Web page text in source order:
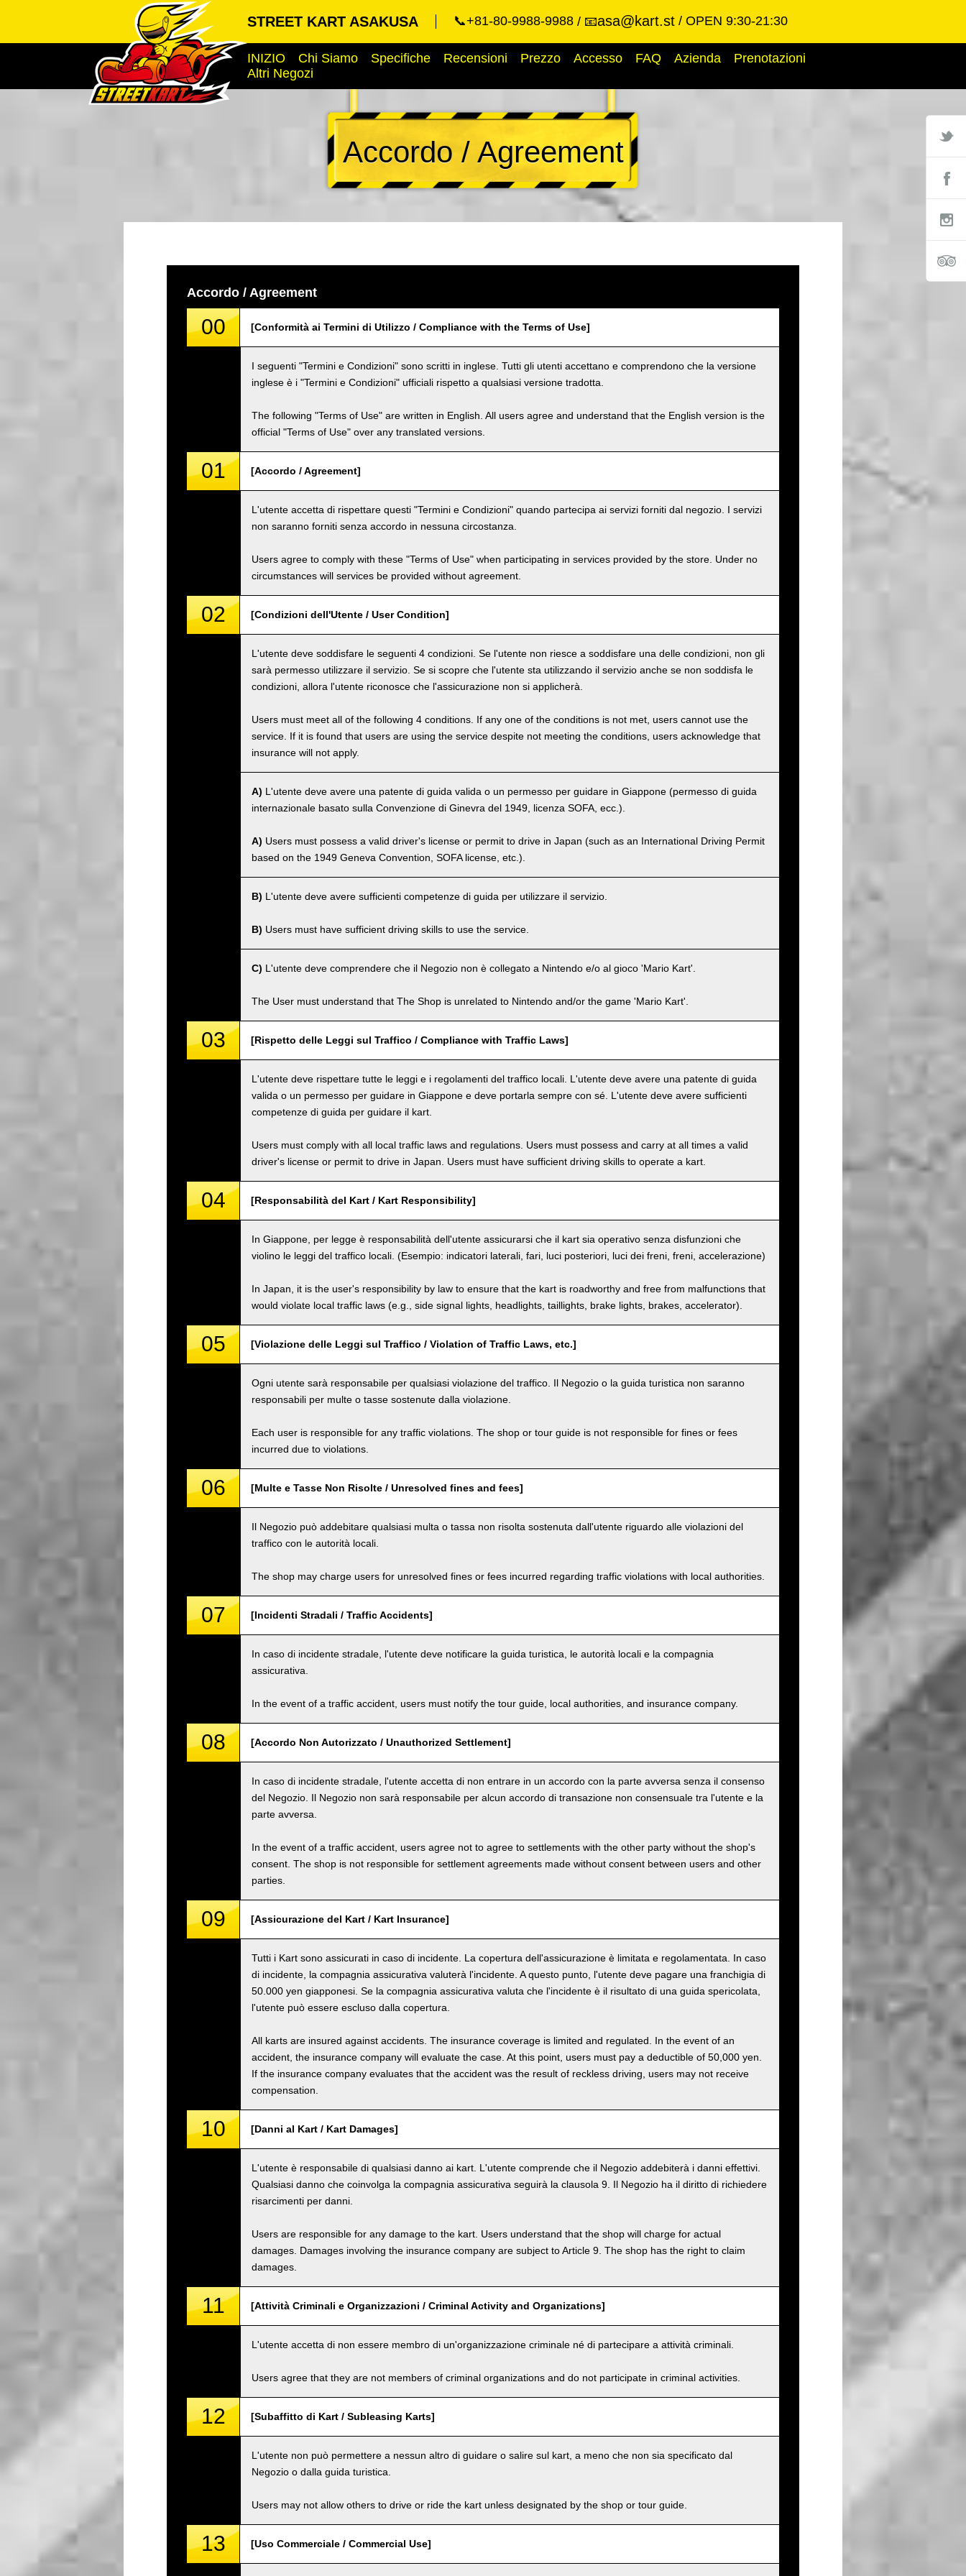
STREET KART ASAKUSA 📞+81-80-9988-9988 📧asa@kart.st OPEN 9:30-21:30
INIZIO Chi Siamo Specifiche Recensioni Prezzo Accesso FAQ Azienda
Prenotazioni
Altri Negozi
Accordo / Agreement
Accordo / Agreement
00 [Conformità ai Termini di Utilizzo / Compliance with the Terms of Use]
I seguenti "Termini e Condizioni" sono scritti in inglese. Tutti gli utenti accettano e comprendono che la versione
inglese è i "Termini e Condizioni" ufficiali rispetto a qualsiasi versione tradotta.
The following "Terms of Use" are written in English. All users agree and understand that the English version is the
official "Terms of Use" over any translated versions.
01 [Accordo / Agreement]
L'utente accetta di rispettare questi "Termini e Condizioni" quando partecipa ai servizi forniti dal negozio. I servizi
non saranno forniti senza accordo in nessuna circostanza.
Users agree to comply with these "Terms of Use" when participating in services provided by the store. Under no
circumstances will services be provided without agreement.
02 [Condizioni dell'Utente / User Condition]
L'utente deve soddisfare le seguenti 4 condizioni. Se l'utente non riesce a soddisfare una delle condizioni, non gli
sarà permesso utilizzare il servizio. Se si scopre che l'utente sta utilizzando il servizio anche se non soddisfa le
condizioni, allora l'utente riconosce che l'assicurazione non si applicherà.
Users must meet all of the following 4 conditions. If any one of the conditions is not met, users cannot use the
service. If it is found that users are using the service despite not meeting the conditions, users acknowledge that
insurance will not apply.
A) L'utente deve avere una patente di guida valida o un permesso per guidare in Giappone (permesso di guida
internazionale basato sulla Convenzione di Ginevra del 1949, licenza SOFA, ecc.).
A) Users must possess a valid driver's license or permit to drive in Japan (such as an International Driving Permit
based on the 1949 Geneva Convention, SOFA license, etc.).
B) L'utente deve avere sufficienti competenze di guida per utilizzare il servizio.
B) Users must have sufficient driving skills to use the service.
C) L'utente deve comprendere che il Negozio non è collegato a Nintendo e/o al gioco 'Mario Kart'.
The User must understand that The Shop is unrelated to Nintendo and/or the game 'Mario Kart'.
03 [Rispetto delle Leggi sul Traffico / Compliance with Traffic Laws]
L'utente deve rispettare tutte le leggi e i regolamenti del traffico locali. L'utente deve avere una patente di guida
valida o un permesso per guidare in Giappone e deve portarla sempre con sé. L'utente deve avere sufficienti
competenze di guida per guidare il kart.
Users must comply with all local traffic laws and regulations. Users must possess and carry at all times a valid
driver's license or permit to drive in Japan. Users must have sufficient driving skills to operate a kart.
04 [Responsabilità del Kart / Kart Responsibility]
In Giappone, per legge è responsabilità dell'utente assicurarsi che il kart sia operativo senza disfunzioni che
violino le leggi del traffico locali. (Esempio: indicatori laterali, fari, luci posteriori, luci dei freni, freni, accelerazione)
In Japan, it is the user's responsibility by law to ensure that the kart is roadworthy and free from malfunctions that
would violate local traffic laws (e.g., side signal lights, headlights, taillights, brake lights, brakes, accelerator).
05 [Violazione delle Leggi sul Traffico / Violation of Traffic Laws, etc.]
Ogni utente sarà responsabile per qualsiasi violazione del traffico. Il Negozio o la guida turistica non saranno
responsabili per multe o tasse sostenute dalla violazione.
Each user is responsible for any traffic violations. The shop or tour guide is not responsible for fines or fees
incurred due to violations.
06 [Multe e Tasse Non Risolte / Unresolved fines and fees]
Il Negozio può addebitare qualsiasi multa o tassa non risolta sostenuta dall'utente riguardo alle violazioni del
traffico con le autorità locali.
The shop may charge users for unresolved fines or fees incurred regarding traffic violations with local authorities.
07 [Incidenti Stradali / Traffic Accidents]
In caso di incidente stradale, l'utente deve notificare la guida turistica, le autorità locali e la compagnia
assicurativa.
In the event of a traffic accident, users must notify the tour guide, local authorities, and insurance company.
08 [Accordo Non Autorizzato / Unauthorized Settlement]
In caso di incidente stradale, l'utente accetta di non entrare in un accordo con la parte avversa senza il consenso
del Negozio. Il Negozio non sarà responsabile per alcun accordo di transazione non consensuale tra l'utente e la
parte avversa.
In the event of a traffic accident, users agree not to agree to settlements with the other party without the shop's
consent. The shop is not responsible for settlement agreements made without consent between users and other
parties.
09 [Assicurazione del Kart / Kart Insurance]
Tutti i Kart sono assicurati in caso di incidente. La copertura dell'assicurazione è limitata e regolamentata. In caso
di incidente, la compagnia assicurativa valuterà l'incidente. A questo punto, l'utente deve pagare una franchigia di
50.000 yen giapponesi. Se la compagnia assicurativa valuta che l'incidente è il risultato di una guida spericolata,
l'utente può essere escluso dalla copertura.
All karts are insured against accidents. The insurance coverage is limited and regulated. In the event of an
accident, the insurance company will evaluate the case. At this point, users must pay a deductible of 50,000 yen.
If the insurance company evaluates that the accident was the result of reckless driving, users may not receive
compensation.
10 [Danni al Kart / Kart Damages]
L'utente è responsabile di qualsiasi danno ai kart. L'utente comprende che il Negozio addebiterà i danni effettivi.
Qualsiasi danno che coinvolga la compagnia assicurativa seguirà la clausola 9. Il Negozio ha il diritto di richiedere
risarcimenti per danni.
Users are responsible for any damage to the kart. Users understand that the shop will charge for actual
damages. Damages involving the insurance company are subject to Article 9. The shop has the right to claim
damages.
11 [Attività Criminali e Organizzazioni / Criminal Activity and Organizations]
L'utente accetta di non essere membro di un'organizzazione criminale né di partecipare a attività criminali.
Users agree that they are not members of criminal organizations and do not participate in criminal activities.
12 [Subaffitto di Kart / Subleasing Karts]
L'utente non può permettere a nessun altro di guidare o salire sul kart, a meno che non sia specificato dal
Negozio o dalla guida turistica.
Users may not allow others to drive or ride the kart unless designated by the shop or tour guide.
13 [Uso Commerciale / Commercial Use]